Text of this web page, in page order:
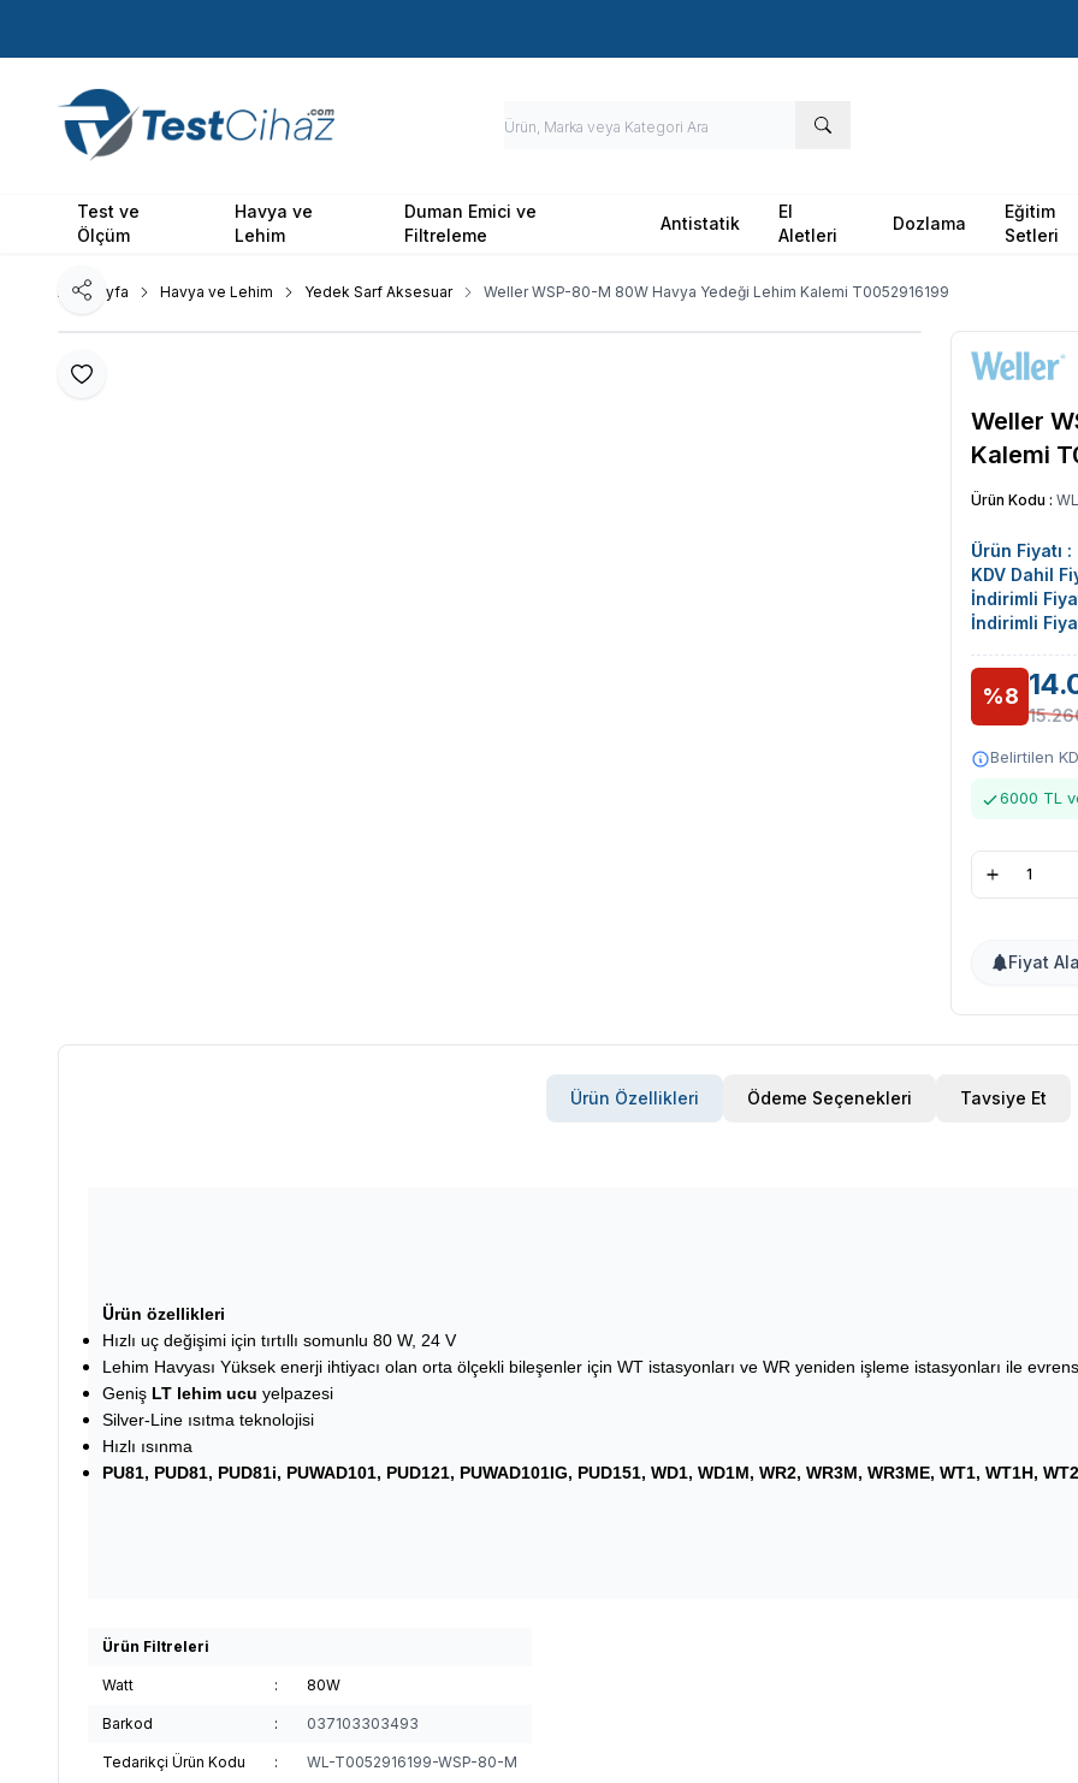
Test ve
Ölçüm
Havya ve
Lehim
Duman Emici ve
Filtreleme
Antistatik
El
Aletleri
Dozlama
Eğitim
Setleri
Ana Sayfa Havya ve Lehim Yedek Sarf Aksesuar Weller WSP-80-M 80W Havya Yedeği Lehim Kalemi T0052916199
Favoriye Ekle
Paylaş
Weller
Kalemi
Ürün Kodu :
Ürün Fiyatı :
KDV Dahil
İndirimli
İndirimli
%8
Belirtilen
6000 TL
Fiyat
Ürün Özellikleri Ödeme Seçenekleri Tavsiye Et
Ürün özellikleri
Hızlı uç değişimi için tırtıllı somunlu 80 W, 24 V
Lehim Havyası Yüksek enerji ihtiyacı olan orta ölçekli bileşenler için WT istasyonları ve WR yeniden işleme istasyonları ile
Geniş LT lehim ucu yelpazesi
Silver-Line ısıtma teknolojisi
Hızlı ısınma
PU81, PUD81, PUD81i, PUWAD101, PUD121, PUWAD101IG, PUD151, WD1, WD1M, WR2, WR3M, WR3ME, WT1, WT1H,
Ürün Filtreleri
Watt : 80W
Barkod : 037103303493
Tedarikçi Ürün Kodu : WL-T0052916199-WSP-80-M